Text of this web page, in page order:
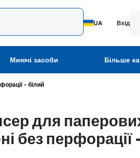
UA Вхід
Миючі засоби Більше
- білий
для
без перфорації